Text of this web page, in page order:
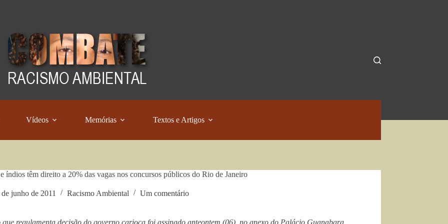
Vídeos Memórias Textos e Artigos
índios têm direito a 20% das vagas nos concursos públicos do Rio de Janeiro
junho de 2011 Racismo Ambiental Um comentário
que regulamenta decisão do governo carioca foi assinado anteontem (06), no anexo do Palácio Guanabara